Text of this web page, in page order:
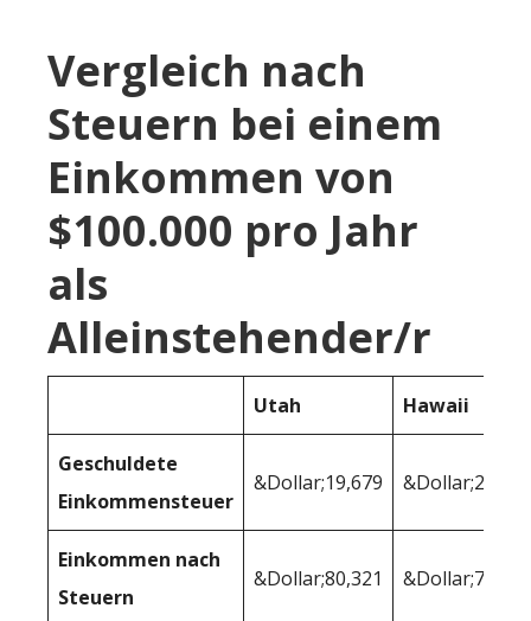
Vergleich nach
Steuern bei einem
Einkommen von
$100.000 pro Jahr
als
Alleinstehender/r
Utah Hawaii
Geschuldete
Einkommensteuer
&Dollar;19,679 &Dollar;21,996
Einkommen nach
Steuern
&Dollar;80,321 &Dollar;78,004